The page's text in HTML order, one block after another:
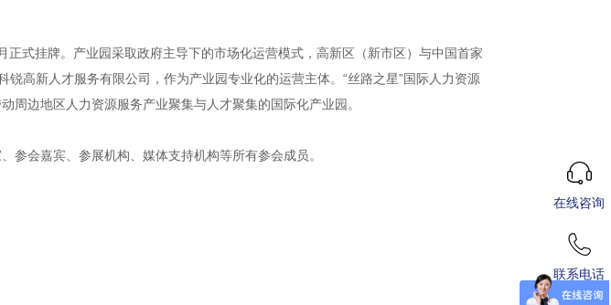
式挂牌。产业园采取政府主导下的市场化运营模式，高新区（新市区）与中国首家
高新人才服务有限公司，作为产业园专业化的运营主体。“丝路之星”国际人力资源
周边地区人力资源服务产业聚集与人才聚集的国际化产业园。
参会嘉宾、参展机构、媒体支持机构等所有参会成员。
在线咨询
联系电话